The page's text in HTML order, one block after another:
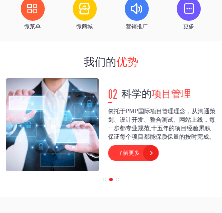

微菜单

微商城

营销推广

更多
我们的优势
02 科学的项目管理
依托于PMP国际项目管理理念，从沟通策
划、设计开发、整合测试、网站上线，每
一步都专业规范,十五年的项目经验累积
保证每个项目都能保质保量的按时完成。
了解更多 